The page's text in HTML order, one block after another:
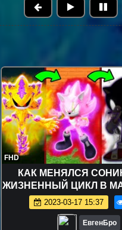
FHD
КАК МЕНЯЛСЯ
ЖИЗНЕННЫЙ ЦИКЛ В
~ ЭВОЛЮЦИЯ
MINECRAFT
2023-03-17 15:37
ЕвгенБро